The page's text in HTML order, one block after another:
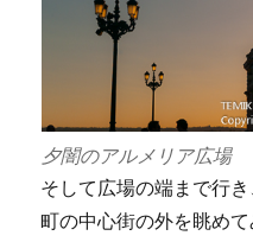
夕闇のアルメリア広
そして広場の端まで行き
町の中心街の外を眺めて